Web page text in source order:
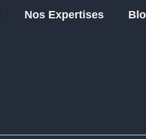
Nos Expertises